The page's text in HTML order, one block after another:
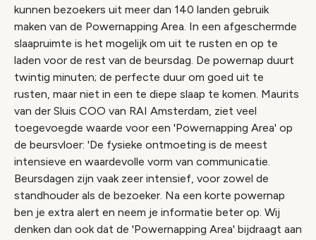
kunnen bezoekers uit meer dan 140 landen gebruik
maken van de Powernapping Area. In een afgeschermde
slaapruimte is het mogelijk om uit te rusten en op te
laden voor de rest van de beursdag. De powernap duurt
twintig minuten; de perfecte duur om goed uit te
rusten, maar niet in een te diepe slaap te komen. Maurits
van der Sluis COO van RAI Amsterdam, ziet veel
toegevoegde waarde voor een 'Powernapping Area' op
de beursvloer: 'De fysieke ontmoeting is de meest
intensieve en waardevolle vorm van communicatie.
Beursdagen zijn vaak zeer intensief, voor zowel de
standhouder als de bezoeker. Na een korte powernap
ben je extra alert en neem je informatie beter op. Wij
denken dan ook dat de 'Powernapping Area' bijdraagt aan